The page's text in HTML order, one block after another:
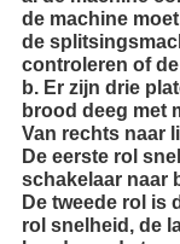
de machine
de
controleren of
b. Er zijn drie
brood deeg met
Van rechts naar
De eerste rol
schakelaar naar
De tweede rol is
rol snelheid, de